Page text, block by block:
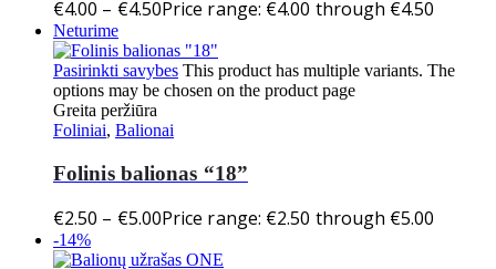
€4.00 – €4.50Price range: €4.00 through €4.50
Neturime
Pasirinkti savybes This product has multiple variants. The
options may be chosen on the product page
Greita peržiūra
Foliniai, Balionai
Folinis balionas “18”
€2.50 – €5.00Price range: €2.50 through €5.00
-14%